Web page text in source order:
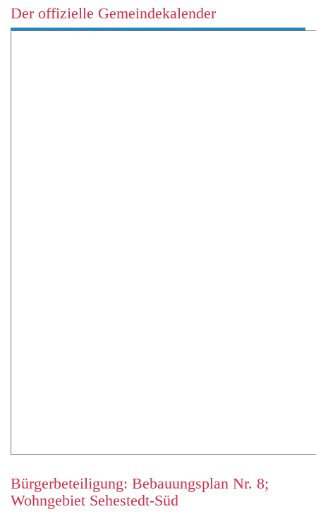
Der offizielle Gemeindekalender
Bürgerbeteiligung: Bebauungsplan Nr. 8;
Wohngebiet Sehestedt-Süd